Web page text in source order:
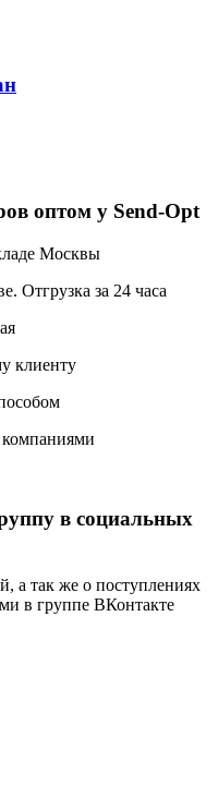
оптом у Send-Opt
Москвы
Отгрузка за 24 часа
клиенту
в социальных
а так же о поступлениях
в группе ВКонтакте